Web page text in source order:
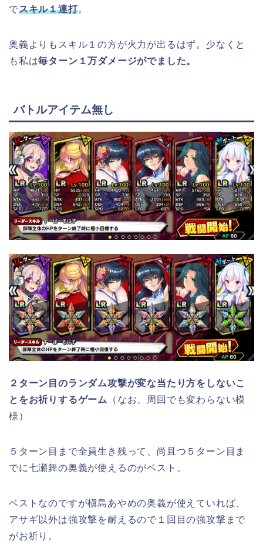
でスキル１連打。
奥義よりもスキル１の方が火力が出るはず。少なくと
も私は毎ターン１万ダメージがでました。
バトルアイテム無し
２ターン目のランダム攻撃が変な当たり方をしないこ
とをお祈りするゲーム （なお、周回でも変わらない模
様）
５ターン目まで全員生き残って、尚且つ５ターン目ま
でに七瀬舞の奥義が使えるのがベスト。
ベストなのですが槇島あやめの奥義が使えていれば、
アサギ以外は強攻撃を耐えるので１回目の強攻撃まで
がお祈り。